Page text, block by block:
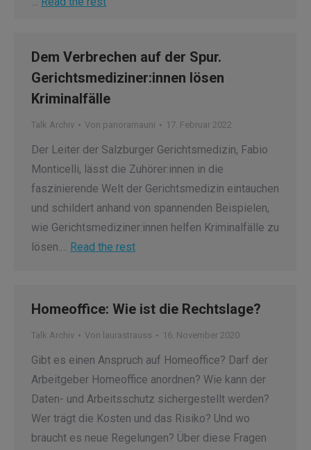
Dem Verbrechen auf der Spur.
Gerichtsmediziner:innen lösen
Kriminalfälle
Talk Archiv Von panoramauni 17. Februar 2022
Der Leiter der Salzburger Gerichtsmedizin, Fabio
Monticelli, lässt die Zuhörer:innen in die
faszinierende Welt der Gerichtsmedizin eintauchen
und schildert anhand von spannenden Beispielen,
wie Gerichtsmediziner:innen helfen Kriminalfälle zu
lösen.… Read the rest
Homeoffice: Wie ist die Rechtslage?
Talk Archiv Von laurastrauss 16. November 2020
Gibt es einen Anspruch auf Homeoffice? Darf der
Arbeitgeber Homeoffice anordnen? Wie kann der
Daten- und Arbeitsschutz sichergestellt werden?
Wer trägt die Kosten und das Risiko? Und wo
braucht es neue Regelungen? Über diese Fragen